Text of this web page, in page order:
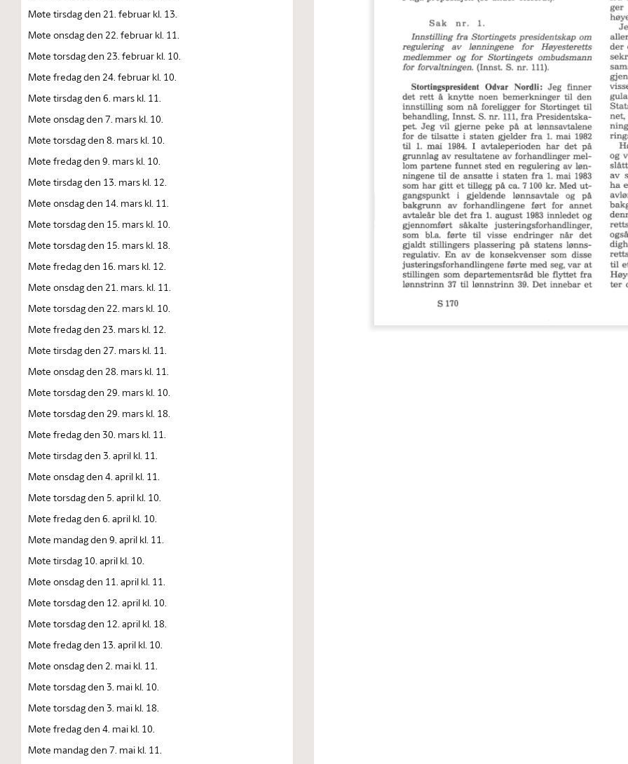
Møte tirsdag den 21. februar kl. 13.
Møte onsdag den 22. februar kl. 11.
Møte torsdag den 23. februar kl. 10.
Møte fredag den 24. februar kl. 10.
Møte tirsdag den 6. mars kl. 11.
Møte onsdag den 7. mars kl. 10.
Møte torsdag den 8. mars kl. 10.
Møte fredag den 9. mars kl. 10.
Møte tirsdag den 13. mars kl. 12.
Møte onsdag den 14. mars kl. 11.
Møte torsdag den 15. mars kl. 10.
Møte torsdag den 15. mars kl. 18.
Møte fredag den 16. mars kl. 12.
Møte onsdag den 21. mars. kl. 11.
Møte torsdag den 22. mars kl. 10.
Møte fredag den 23. mars kl. 12.
Møte tirsdag den 27. mars kl. 11.
Møte onsdag den 28. mars kl. 11.
Møte torsdag den 29. mars kl. 10.
Møte torsdag den 29. mars kl. 18.
Møte fredag den 30. mars kl. 11.
Møte tirsdag den 3. april kl. 11.
Møte onsdag den 4. april kl. 11.
Møte torsdag den 5. april kl. 10.
Møte fredag den 6. april kl. 10.
Møte mandag den 9. april kl. 11.
Møte tirsdag 10. april kl. 10.
Møte onsdag den 11. april kl. 11.
Møte torsdag den 12. april kl. 10.
Møte torsdag den 12. april kl. 18.
Møte fredag den 13. april kl. 10.
Møte onsdag den 2. mai kl. 11.
Møte torsdag den 3. mai kl. 10.
Møte torsdag den 3. mai kl. 18.
Møte fredag den 4. mai kl. 10.
Møte mandag den 7. mai kl. 11.